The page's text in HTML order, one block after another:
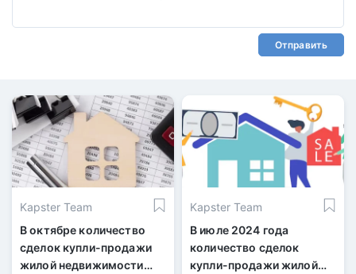
Отправить
Kapster Team
В октябре количество
сделок купли-продажи
жилой недвижимости
Kapster Team
В июле 2024 года
количество сделок
купли-продажи жилой